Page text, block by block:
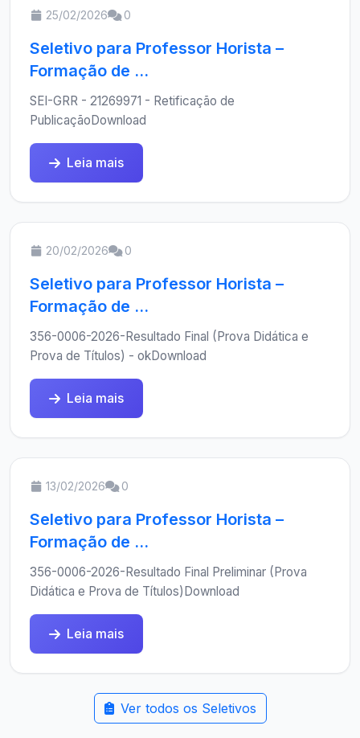
25/02/2026 0
Seletivo para Professor Horista –
Formação de ...
SEI-GRR - 21269971 - Retificação de
PublicaçãoDownload
Leia mais
20/02/2026 0
Seletivo para Professor Horista –
Formação de ...
356-0006-2026-Resultado Final (Prova Didática e
Prova de Títulos) - okDownload
Leia mais
13/02/2026 0
Seletivo para Professor Horista –
Formação de ...
356-0006-2026-Resultado Final Preliminar (Prova
Didática e Prova de Títulos)Download
Leia mais
Ver todos os Seletivos